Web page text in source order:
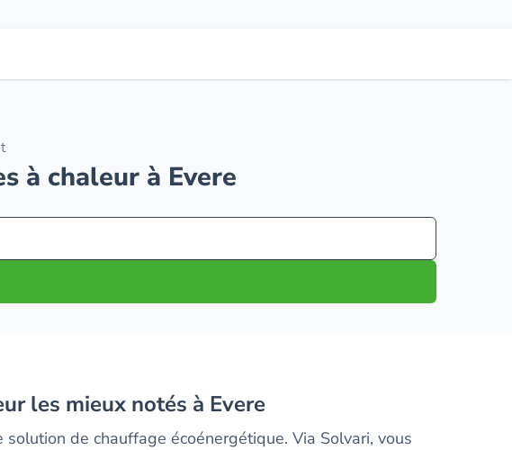
à chaleur à Evere
les mieux notés à Evere
de chauffage écoénergétique. Via Solvari, vous